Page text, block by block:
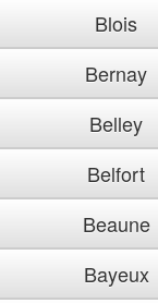
Blois
Bernay
Belley
Belfort
Beaune
Bayeux